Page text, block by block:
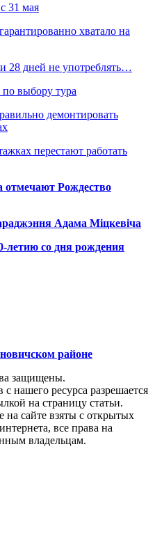
31 мая
хватало на
28 дней не употреблять…
выбору тура
демонтировать
перестают работать
отмечают Рождество
Адама Міцкевіча
летию со дня рождения
районе
защищены.
нашего ресурса разрешается
на страницу статьи.
сайте взяты с открытых
все права на
владельцам.